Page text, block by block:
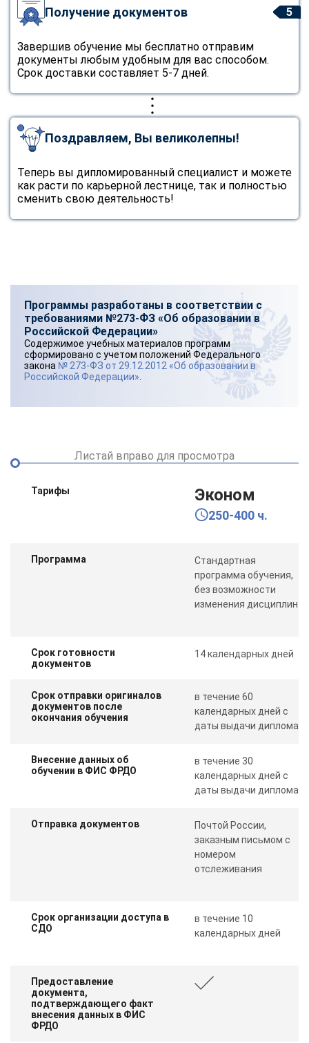
5
Получение документов
Завершив обучение мы бесплатно отправим
документы любым удобным для вас способом.
Срок доставки составляет 5-7 дней.
Поздравляем, Вы великолепны!
Теперь вы дипломированный специалист и можете
как расти по карьерной лестнице, так и полностью
сменить свою деятельность!
Программы разработаны в соответствии с
требованиями №273-ФЗ «Об образовании в
Российской Федерации»
Содержимое учебных материалов программ
сформировано с учетом положений Федерального
закона № 273-ФЗ от 29.12.2012 «Об образовании в
Российской Федерации»
Листай вправо для просмотра
Тарифы Эконом
250-400 ч.
Программа
Стандартная
программа обучения,
без возможности
изменения дисциплин
Срок готовности
документов
14 календарных дней
Срок отправки оригиналов
документов после
окончания обучения
в течение 60
календарных дней с
даты выдачи диплома
Внесение данных об
обучении в ФИС ФРДО
в течение 30
календарных дней с
даты выдачи диплома
Отправка документов
Почтой России,
заказным письмом с
номером
отслеживания
Срок организации доступа в
СДО
в течение 10
календарных дней
Предоставление
документа,
подтверждающего факт
внесения данных в ФИС
ФРДО